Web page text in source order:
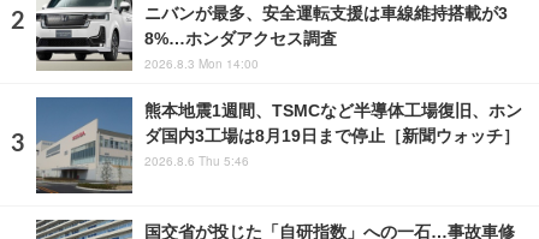
ニバンが最多、安全運転支援は車線維持搭載が3
8%…ホンダアクセス調査
2026.8.3 Mon 14:00
熊本地震1週間、TSMCなど半導体工場復旧、ホン
ダ国内3工場は8月19日まで停止［新聞ウォッチ］
2026.8.6 Thu 5:46
国交省が投じた「自研指数」への一石…事故車修